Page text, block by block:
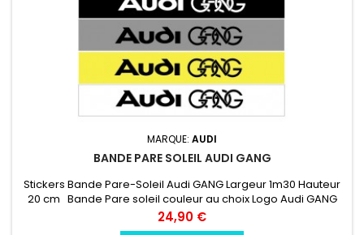
MARQUE: AUDI
BANDE PARE SOLEIL AUDI GANG
Stickers Bande Pare-Soleil Audi GANG Largeur 1m30 Hauteur
20 cm Bande Pare soleil couleur au choix Logo Audi GANG
couleur au choix
Prix
24,90 €